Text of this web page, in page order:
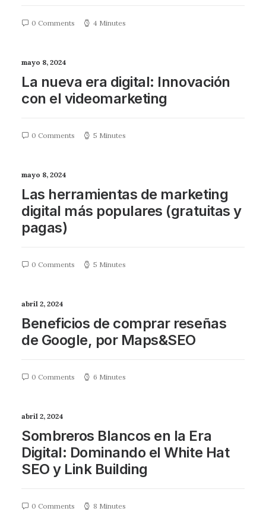
0 Comments 4 Minutes
mayo 8, 2024
La nueva era digital: Innovación
con el videomarketing
0 Comments 5 Minutes
mayo 8, 2024
Las herramientas de marketing
digital más populares (gratuitas y
pagas)
0 Comments 5 Minutes
abril 2, 2024
Beneficios de comprar reseñas
de Google, por Maps&SEO
0 Comments 6 Minutes
abril 2, 2024
Sombreros Blancos en la Era
Digital: Dominando el White Hat
SEO y Link Building
0 Comments 8 Minutes